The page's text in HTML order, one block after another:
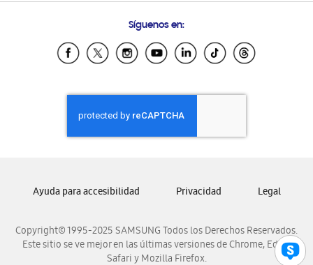
Samsung Ecuador
Samsung El Salvador
Samsung Honduras
Samsung Nicaragua
Samsung Panamá
Samsung Venezuela
Síguenos en:
Copyright© 1995-2025 SAMSUNG Todos los Derechos Reservados.
Este sitio se ve mejor en las últimas versiones de Chrome, Edge,
Safari y Mozilla Firefox.
Ayuda para accesibilidad Privacidad Legal